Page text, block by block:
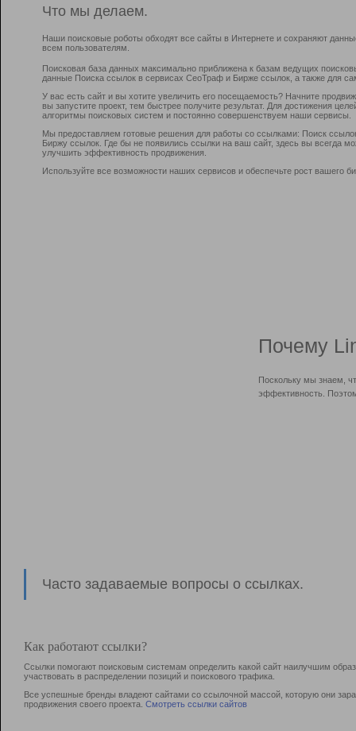
Что мы делаем.
Наши поисковые роботы обходят все сайты в Интернете и сохраняют
всем пользователям.
Поисковая база данных максимально приближена к базам ведущих
данные Поиска ссылок в сервисах СеоТраф и Бирже ссылок, а также для
У вас есть сайт и вы хотите увеличить его посещаемость? Начните
вы запустите проект, тем быстрее получите результат. Для достижения
алгоритмы поисковых систем и постоянно совершенствуем наши сервисы.
Мы предоставляем готовые решения для работы со ссылками: Поиск
Биржу ссылок. Где бы не появились ссылки на ваш сайт, здесь вы всегда
улучшить эффективность продвижения.
Используйте все возможности наших сервисов и обеспечьте рост вашего
Почему
Поскольку мы знаем,
эффективность.
Часто задаваемые вопросы о ссылках.
Как работают ссылки?
Ссылки помогают поисковым системам определить какой сайт наилучшим
участвовать в раcпределении позиций и поискового трафика.
Все успешные бренды владеют сайтами со ссылочной массой, которую они
продвижения своего проекта. Смотреть ссылки сайтов